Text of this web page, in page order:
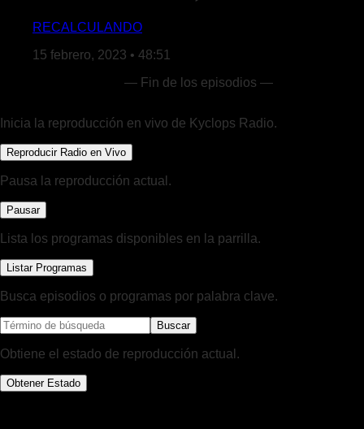
RECALCULANDO
15 febrero, 2023 • 48:51
— Fin de los episodios —
Inicia la reproducción en vivo de Kyclops Radio.
Reproducir Radio en Vivo
Pausa la reproducción actual.
Pausar
Lista los programas disponibles en la parrilla.
Listar Programas
Busca episodios o programas por palabra clave.
Buscar
Obtiene el estado de reproducción actual.
Obtener Estado